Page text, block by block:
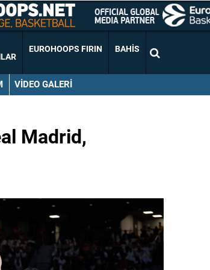
EUROHOOPS FIRIN BAHIS
VIDEO GALERI
Madrid,